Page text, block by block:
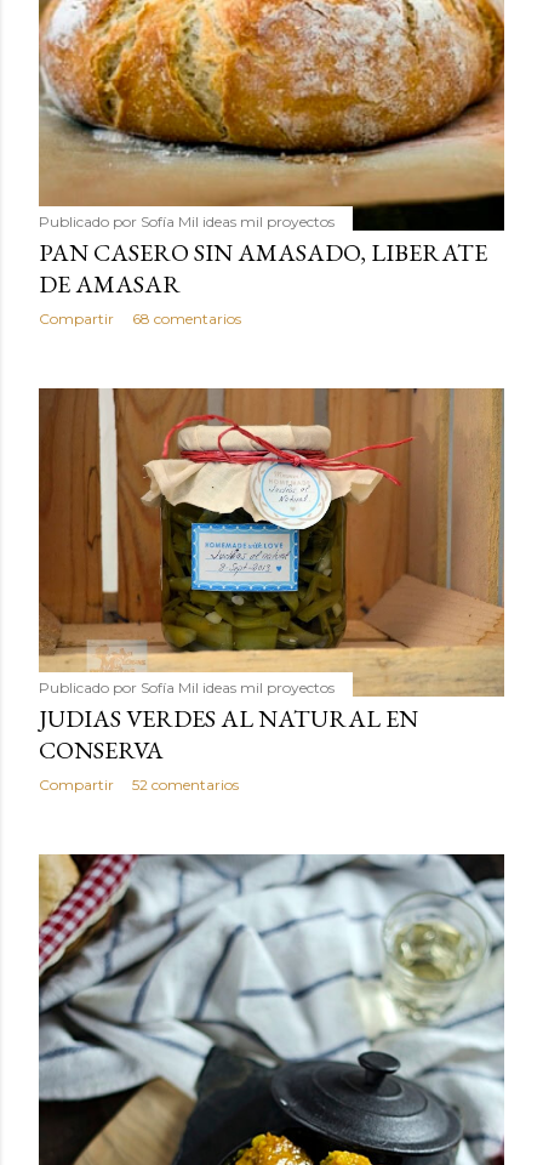
Publicado por Sofía Mil ideas mil proyectos
PAN CASERO SIN AMASADO, LIBERATE
DE AMASAR
Compartir 68 comentarios
Publicado por Sofía Mil ideas mil proyectos
JUDIAS VERDES AL NATURAL EN
CONSERVA
Compartir 52 comentarios